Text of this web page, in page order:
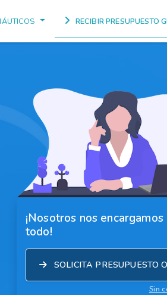
RECIBIR PRESUPUESTO
¡Nosotros nos encargamos
todo!
SOLICITA PRESUPUESTO
Sin